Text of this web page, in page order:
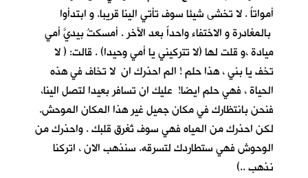
أمواتاً . لا تخشى شيئا سوف تأتي الينا قريبا. و ابتدأوا
بالمغادرة و الاختفاء واحداً بعد الآخر . أمسكتُ بيديَّ أمي
ميادة ،و قلت لها (لا تتركيني يا أمي وحيدا) . قالت: ( لا
تخف يا بني ، هذا حلم ! الم احذرك ان لا تخاف في هذه
الحياة ، فهي حلم ايضا! عليك ان تسافر بعيدا لتصل الينا،
فنحن بانتظارك في مكان جميل غير هذا المكان الموحش.
لكن احذرك من المياه فهي سوف تُغرق قلبك . واحذرك من
الوحوش فهي ستطاردك لتسرقه. سنذهب الان ، اتركنا
نذهب ..)